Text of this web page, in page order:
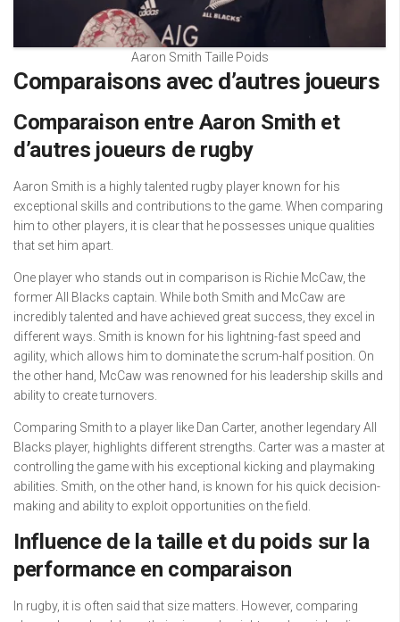
Aaron Smith Taille Poids
Comparaisons avec d’autres joueurs
Comparaison entre Aaron Smith et
d’autres joueurs de rugby
Aaron Smith is a highly talented rugby player known for his
exceptional skills and contributions to the game. When comparing
him to other players, it is clear that he possesses unique qualities
that set him apart.
One player who stands out in comparison is Richie McCaw, the
former All Blacks captain. While both Smith and McCaw are
incredibly talented and have achieved great success, they excel in
different ways. Smith is known for his lightning-fast speed and
agility, which allows him to dominate the scrum-half position. On
the other hand, McCaw was renowned for his leadership skills and
ability to create turnovers.
Comparing Smith to a player like Dan Carter, another legendary All
Blacks player, highlights different strengths. Carter was a master at
controlling the game with his exceptional kicking and playmaking
abilities. Smith, on the other hand, is known for his quick decision-
making and ability to exploit opportunities on the field.
Influence de la taille et du poids sur la
performance en comparaison
In rugby, it is often said that size matters. However, comparing